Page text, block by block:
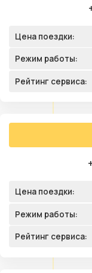
Цена поездки:
Режим работы:
Рейтинг сервиса:
Цена поездки:
Режим работы:
Рейтинг сервиса: